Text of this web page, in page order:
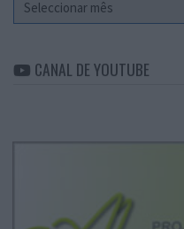
CANAL DE YOUTUBE